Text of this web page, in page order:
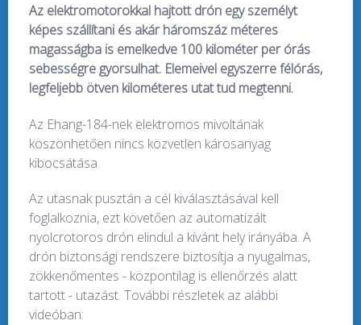
Az elektromotorokkal hajtott drón egy személyt
képes szállítani és akár háromszáz méteres
magasságba is emelkedve 100 kilométer per órás
sebességre gyorsulhat. Elemeivel egyszerre félórás,
legfeljebb ötven kilométeres utat tud megtenni.
Az Ehang-184-nek elektromos mivoltának
köszönhetően nincs közvetlen károsanyag
kibocsátása.
Az utasnak pusztán a cél kiválasztásával kell
foglalkoznia, ezt követően az automatizált
nyolcrotoros drón elindul a kívánt hely irányába. A
drón biztonsági rendszere biztosítja a nyugalmas,
zökkenőmentes - központilag is ellenőrzés alatt
tartott - utazást. További részletek az alábbi
videóban: